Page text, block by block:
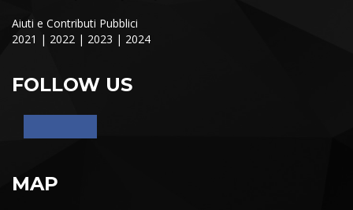
Aiuti e Contributi Pubblici
2021 | 2022 | 2023 | 2024
FOLLOW US
MAP